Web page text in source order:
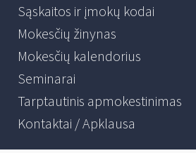
Sąskaitos ir įmokų kodai
Mokesčių žinynas
Mokesčių kalendorius
Seminarai
Tarptautinis apmokestinimas
Kontaktai / Apklausa